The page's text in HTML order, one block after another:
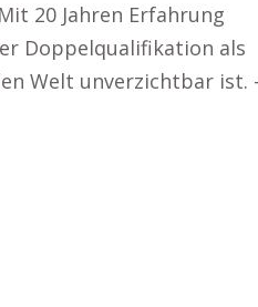
20 Jahren Erfahrung
Doppelqualifikation als
Welt unverzichtbar ist.